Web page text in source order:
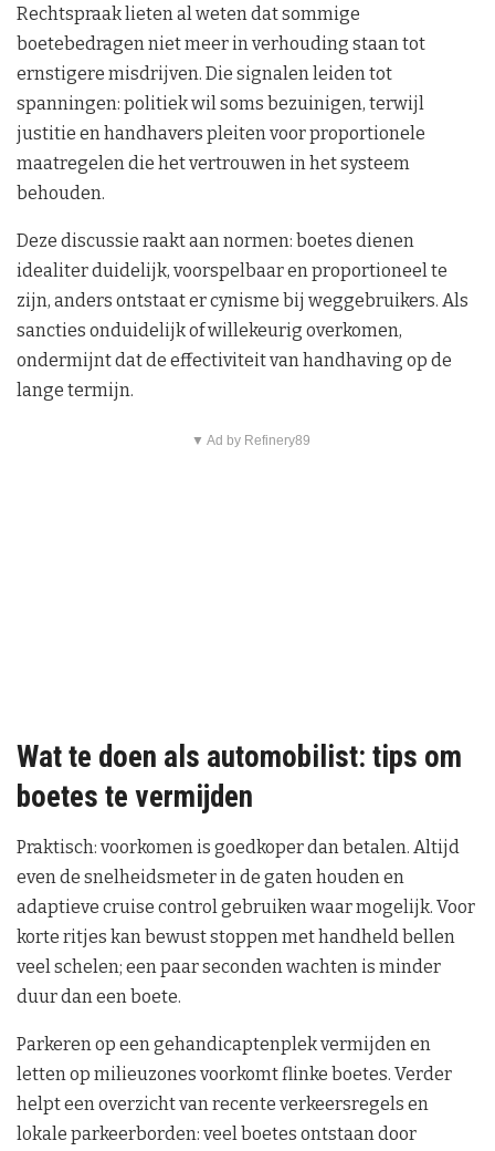
Rechtspraak lieten al weten dat sommige
boetebedragen niet meer in verhouding staan tot
ernstigere misdrijven. Die signalen leiden tot
spanningen: politiek wil soms bezuinigen, terwijl
justitie en handhavers pleiten voor proportionele
maatregelen die het vertrouwen in het systeem
behouden.
Deze discussie raakt aan normen: boetes dienen
idealiter duidelijk, voorspelbaar en proportioneel te
zijn, anders ontstaat er cynisme bij weggebruikers. Als
sancties onduidelijk of willekeurig overkomen,
ondermijnt dat de effectiviteit van handhaving op de
lange termijn.
▼ Ad by Refinery89
Wat te doen als automobilist: tips om
boetes te vermijden
Praktisch: voorkomen is goedkoper dan betalen. Altijd
even de snelheidsmeter in de gaten houden en
adaptieve cruise control gebruiken waar mogelijk. Voor
korte ritjes kan bewust stoppen met handheld bellen
veel schelen; een paar seconden wachten is minder
duur dan een boete.
Parkeren op een gehandicaptenplek vermijden en
letten op milieuzones voorkomt flinke boetes. Verder
helpt een overzicht van recente verkeersregels en
lokale parkeerborden: veel boetes ontstaan door